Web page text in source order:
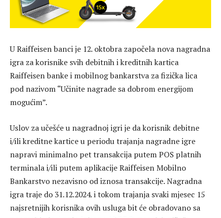
U Raiffeisen banci je 12. oktobra započela nova nagradna
igra za korisnike svih debitnih i kreditnih kartica
Raiffeisen banke i mobilnog bankarstva za fizička lica
pod nazivom “Učinite nagrade sa dobrom energijom
mogućim”.
Uslov za učešće u nagradnoj igri je da korisnik debitne
i/ili kreditne kartice u periodu trajanja nagradne igre
napravi minimalno pet transakcija putem POS platnih
terminala i/ili putem aplikacije Raiffeisen Mobilno
Bankarstvo nezavisno od iznosa transakcije. Nagradna
igra traje do 31.12.2024. i tokom trajanja svaki mjesec 15
najsretnijih korisnika ovih usluga bit će obradovano sa